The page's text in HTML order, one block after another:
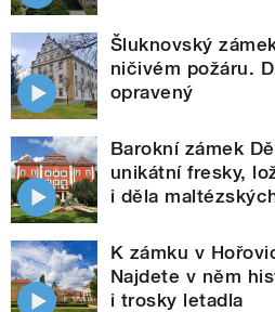
Šluknovský
ničivém požáru.
opravený
Barokní zámek
unikátní fresky,
i děla
K zámku v
Najdete v něm
i trosky letadla